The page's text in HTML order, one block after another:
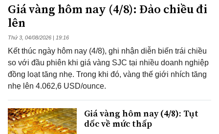
Giá vàng hôm nay (4/8): Đảo chiều đi
lên
Thứ 3, 04/08/2026 | 19:16
Kết thúc ngày hôm nay (4/8), ghi nhận diễn biến trái chiều
so với đầu phiên khi giá vàng SJC tại nhiều doanh nghiệp
đồng loạt tăng nhẹ. Trong khi đó, vàng thế giới nhích tăng
nhẹ lên 4.062,6 USD/ounce.
Giá vàng hôm nay (4/8): Tụt
dốc về mức thấp